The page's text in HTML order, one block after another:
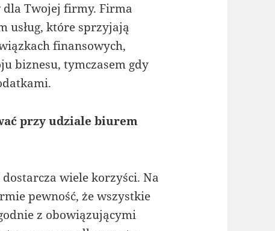
Twojej firmy. Firma
usług, które sprzyjają
finansowych,
biznesu, tymczasem gdy
przy udziale biurem
wiele korzyści. Na
pewność, że wszystkie
z obowiązującymi